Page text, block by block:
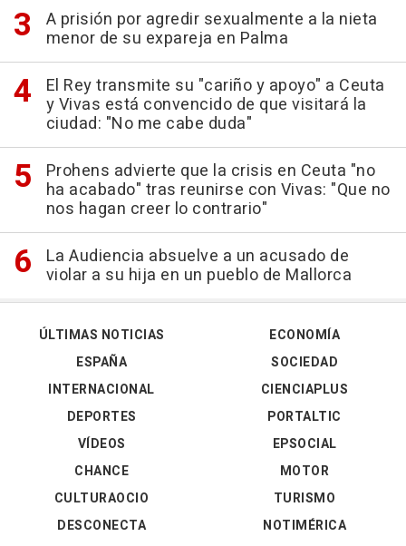
A prisión por agredir sexualmente a la nieta
menor de su expareja en Palma
El Rey transmite su "cariño y apoyo" a Ceuta
y Vivas está convencido de que visitará la
ciudad: "No me cabe duda"
Prohens advierte que la crisis en Ceuta "no
ha acabado" tras reunirse con Vivas: "Que no
nos hagan creer lo contrario"
La Audiencia absuelve a un acusado de
violar a su hija en un pueblo de Mallorca
ÚLTIMAS NOTICIAS
ESPAÑA
INTERNACIONAL
DEPORTES
VÍDEOS
ECONOMÍA
SOCIEDAD
CIENCIAPLUS
PORTALTIC
EPSOCIAL
CHANCE
CULTURAOCIO
DESCONECTA
MOTOR
TURISMO
NOTIMÉRICA